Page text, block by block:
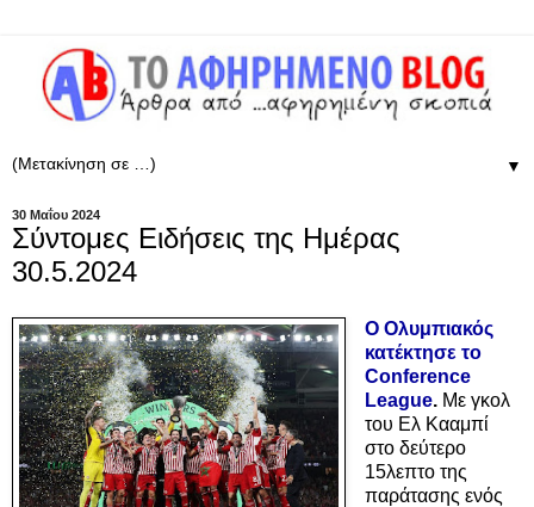
▼
30 Μαΐου 2024
Σύντομες Ειδήσεις της Ημέρας
30.5.2024
O Ολυμπιακός
κατέκτησε το
Conference
League.Με γκολ
του Ελ Κααμπί
στο δεύτερο
15λεπτο της
παράτασης ενός